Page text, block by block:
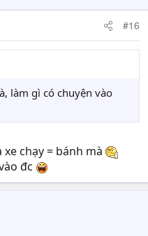
#16
làm gì có chuyện vào
chạy = bánh mà
đc